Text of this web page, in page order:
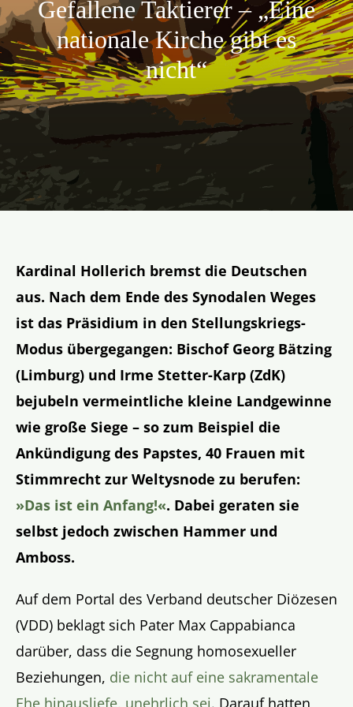
Aktion
Veröffentlichungen
Gefallene Taktierer – „Eine
nationale Kirche gibt es
nicht“
Kardinal Hollerich bremst die Deutschen
aus. Nach dem Ende des Synodalen Weges
ist das Präsidium in den Stellungskriegs-
Modus übergegangen: Bischof Georg Bätzing
(Limburg) und Irme Stetter-Karp (ZdK)
bejubeln vermeintliche kleine Landgewinne
wie große Siege – so zum Beispiel die
Ankündigung des Papstes, 40 Frauen mit
Stimmrecht zur Weltysnode zu berufen:
»Das ist ein Anfang!«. Dabei geraten sie
selbst jedoch zwischen Hammer und
Amboss.
Auf dem Portal des Verband deutscher Diözesen
(VDD) beklagt sich Pater Max Cappabianca
darüber, dass die Segnung homosexueller
Beziehungen, die nicht auf eine sakramentale